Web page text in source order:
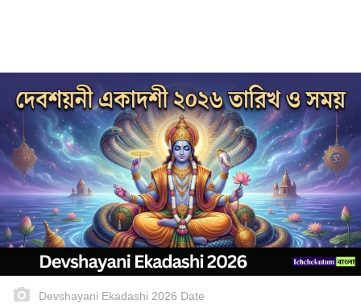
Devshayani Ekadashi 2026 Date